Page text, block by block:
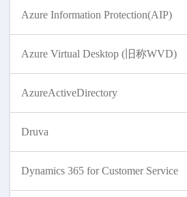
Azure Information Protection(AIP)
Azure Virtual Desktop (旧称WVD)
AzureActiveDirectory
Druva
Dynamics 365 for Customer Service